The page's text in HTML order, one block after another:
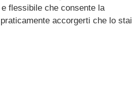
flessibile che consente la
accorgerti che lo stai